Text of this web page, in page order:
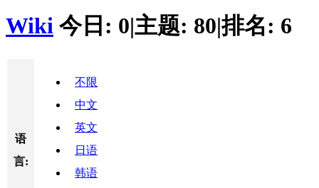
Wiki 今日: 0|主题: 80|排名: 6
语
言:
不限
中文
英文
日语
韩语